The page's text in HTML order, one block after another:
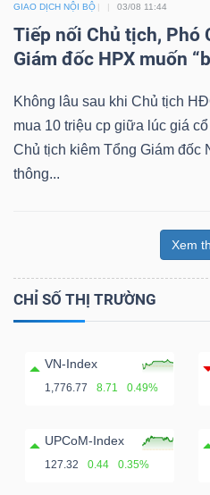
GIAO DỊCH NỘI BỘ 03/08 11:44
Tiếp nối Chủ tịch, Phó
Giám đốc HPX muốn
Không lâu sau khi Chủ tịch
mua 10 triệu cp giữa lúc giá
Chủ tịch kiêm Tổng Giám đốc
thông...
Xem
CHỈ SỐ THỊ TRƯỜNG
VN-Index
1,776.77 8.71 0.49%
UPCoM-Index
127.32 0.44 0.35%